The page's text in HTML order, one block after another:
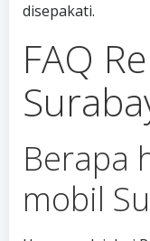
disepakati.
FAQ
Berapa
mobil